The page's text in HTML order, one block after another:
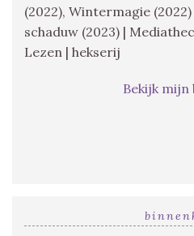
(2022), Wintermagie
schaduw (2023) |
Lezen | hekserij
Bekijk mijn